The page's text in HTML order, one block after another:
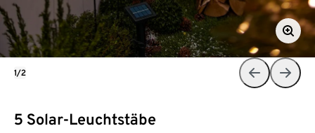
5 Solar-Leuchtstäbe
1/2